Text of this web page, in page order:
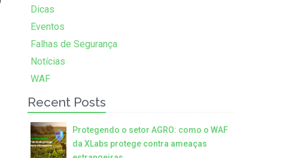
Dicas
Eventos
Falhas de Segurança
Notícias
WAF
Recent Posts
Protegendo o setor AGRO: como o WAF
da XLabs protege contra ameaças